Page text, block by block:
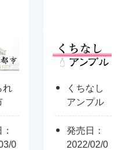
0
くちなし
アンプル
発売日：
2022/02/0